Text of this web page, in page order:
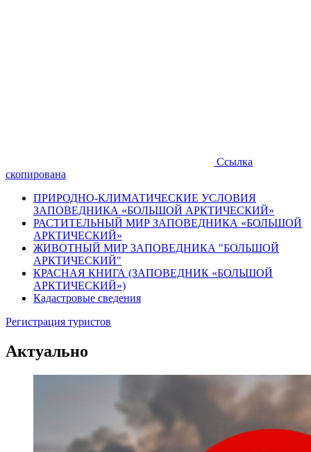
Ссылка
скопирована
ПРИРОДНО-КЛИМАТИЧЕСКИЕ УСЛОВИЯ
ЗАПОВЕДНИКА «БОЛЬШОЙ АРКТИЧЕСКИЙ»
РАСТИТЕЛЬНЫЙ МИР ЗАПОВЕДНИКА «БОЛЬШОЙ
АРКТИЧЕСКИЙ»
ЖИВОТНЫЙ МИР ЗАПОВЕДНИКА "БОЛЬШОЙ
АРКТИЧЕСКИЙ"
КРАСНАЯ КНИГА (ЗАПОВЕДНИК «БОЛЬШОЙ
АРКТИЧЕСКИЙ»)
Кадастровые сведения
Регистрация туристов
Актуально